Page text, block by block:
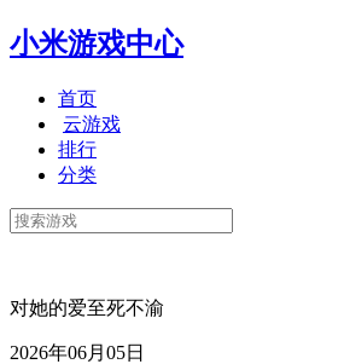
小米游戏中心
首页
云游戏
排行
分类
对她的爱至死不渝
2026年06月05日